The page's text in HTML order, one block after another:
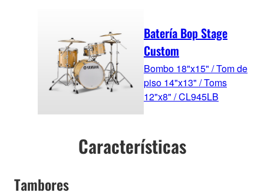
Batería Bop Stage
Custom
Bombo 18"x15" / Tom de
piso 14"x13" / Toms
12"x8" / CL945LB
Características
Tambores